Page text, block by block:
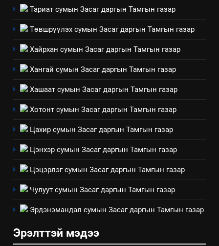
зөвлөлийн 2025 оны үйл
ажиллагааны жилийн
5
“Шинэтгэлээр түүчээлсэн
салбар зөвлөл” аяны хүрээнд
хэмжээний төлөвлөгөө
6
аудитын дүгнэлт
ИЛ ТОД БАЙДАЛ
7
Үйл ажиллагаандаа мөрдөж
ИЛ ТОД БАЙДАЛ
8
Тариат сумын Засаг даргын Тамгын газар
Төвшрүүлэх сумын Засаг даргын Тамгын газар
Хайрхан сумын Засаг даргын Тамгын газар
Хангай сумын Засаг даргын Тамгын газар
Хашаат сумын Засаг даргын Тамгын газар
Хотонт сумын Засаг даргын Тамгын газар
Цахир сумын Засаг даргын Тамгын газар
Цэнхэр сумын Засаг даргын Тамгын газар
Цэцэрлэг сумын Засаг даргын Тамгын газар
Чулуут сумын Засаг даргын Тамгын газар
Эрдэнэмандал сумын Засаг даргын Тамгын газар
Эрэлттэй мэдээ